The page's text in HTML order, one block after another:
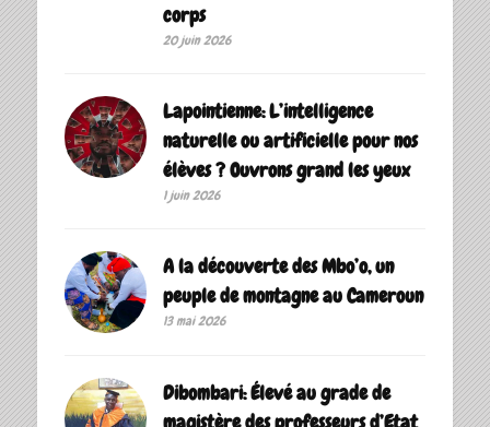
corps
20 juin 2026
Lapointienne: L’intelligence
naturelle ou artificielle pour nos
élèves ? Ouvrons grand les yeux
1 juin 2026
A la découverte des Mbo’o, un
peuple de montagne au Cameroun
13 mai 2026
Dibombari: Élevé au grade de